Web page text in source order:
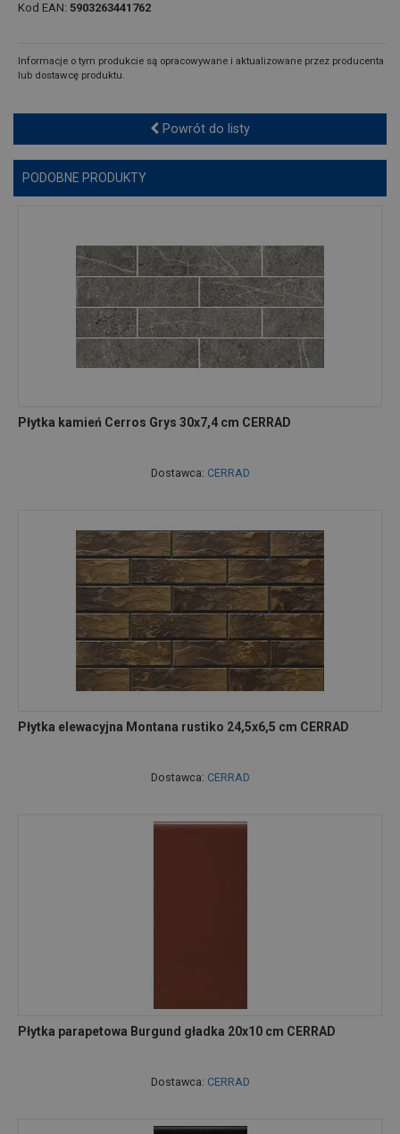
Kod EAN: 5903263441762
Informacje o tym produkcie są opracowywane i aktualizowane przez producenta
lub dostawcę produktu.
Powrót do listy
PODOBNE PRODUKTY
Płytka kamień Cerros Grys 30x7,4 cm CERRAD
Dostawca: CERRAD
Płytka elewacyjna Montana rustiko 24,5x6,5 cm CERRAD
Dostawca: CERRAD
Płytka parapetowa Burgund gładka 20x10 cm CERRAD
Dostawca: CERRAD